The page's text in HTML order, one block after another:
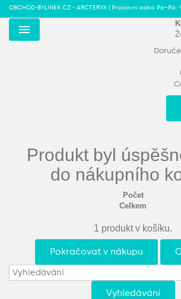
OBCHOD-BYLINEK.CZ - ARCTERYX (Pracovní doba Po–Pá:
Menu
Produkt byl
do nákupního
Počet
Celkem
1 produkt v košíku.
Pokračovat v nákupu
Vyhledávání